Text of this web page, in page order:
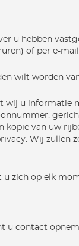
u hebben
of per e-
wilt worden
u informatie
van uw
Wij zullen
zich op elk
contact